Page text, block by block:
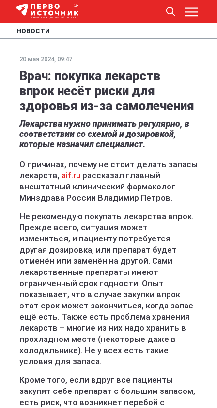
НОВОСТИ
20 мая 2024, 09:47
Врач: покупка лекарств
впрок несёт риски для
здоровья из-за самолечения
Лекарства нужно принимать регулярно, в
соответствии со схемой и дозировкой,
которые назначил специалист.
О причинах, почему не стоит делать запасы
лекарств, aif.ru рассказал главный
внештатный клинический фармаколог
Минздрава России Владимир Петров.
Не рекомендую покупать лекарства впрок.
Прежде всего, ситуация может
измениться, и пациенту потребуется
другая дозировка, или препарат будет
отменён или заменён на другой. Сами
лекарственные препараты имеют
ограниченный срок годности. Опыт
показывает, что в случае закупки впрок
этот срок может закончиться, когда запас
ещё есть. Также есть проблема хранения
лекарств – многие из них надо хранить в
прохладном месте (некоторые даже в
холодильнике). Не у всех есть такие
условия для запаса.
Кроме того, если вдруг все пациенты
закупят себе препарат с большим запасом,
есть риск, что возникнет перебой с